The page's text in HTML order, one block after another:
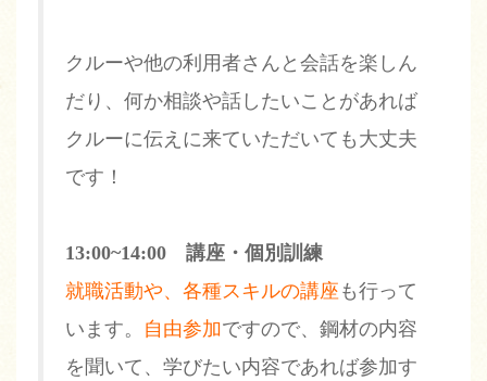
クルーや他の利用者さんと会話を楽しん
だり、何か相談や話したいことがあれば
クルーに伝えに来ていただいても大丈夫
です！
13:00~14:00 講座・個別訓練
就職活動や、各種スキルの講座 も行って
います。 自由参加ですので、鋼材の内容
を聞いて、学びたい内容であれば参加す